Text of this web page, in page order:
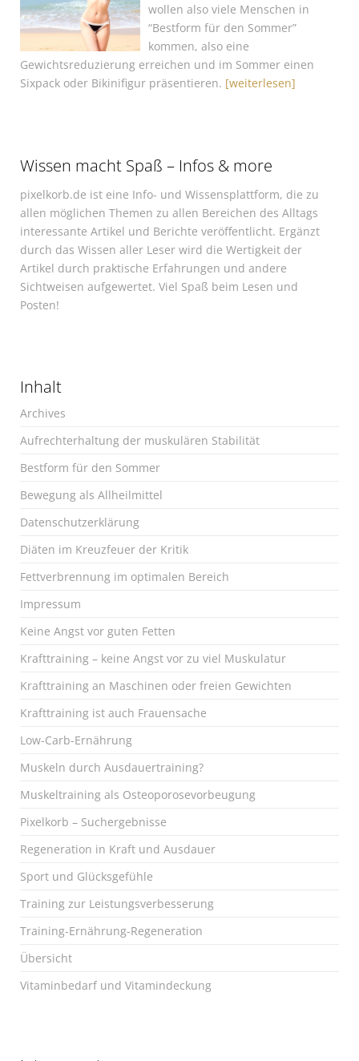
wollen also viele Menschen in
“Bestform für den Sommer”
kommen, also eine
Gewichtsreduzierung erreichen und im Sommer einen
Sixpack oder Bikinifigur präsentieren. [weiterlesen]
Wissen macht Spaß – Infos & more
pixelkorb.de ist eine Info- und Wissensplattform, die zu
allen möglichen Themen zu allen Bereichen des Alltags
interessante Artikel und Berichte veröffentlicht. Ergänzt
durch das Wissen aller Leser wird die Wertigkeit der
Artikel durch praktische Erfahrungen und andere
Sichtweisen aufgewertet. Viel Spaß beim Lesen und
Posten!
Inhalt
Archives
Aufrechterhaltung der muskulären Stabilität
Bestform für den Sommer
Bewegung als Allheilmittel
Datenschutzerklärung
Diäten im Kreuzfeuer der Kritik
Fettverbrennung im optimalen Bereich
Impressum
Keine Angst vor guten Fetten
Krafttraining – keine Angst vor zu viel Muskulatur
Krafttraining an Maschinen oder freien Gewichten
Krafttraining ist auch Frauensache
Low-Carb-Ernährung
Muskeln durch Ausdauertraining?
Muskeltraining als Osteoporosevorbeugung
Pixelkorb – Suchergebnisse
Regeneration in Kraft und Ausdauer
Sport und Glücksgefühle
Training zur Leistungsverbesserung
Training-Ernährung-Regeneration
Übersicht
Vitaminbedarf und Vitamindeckung